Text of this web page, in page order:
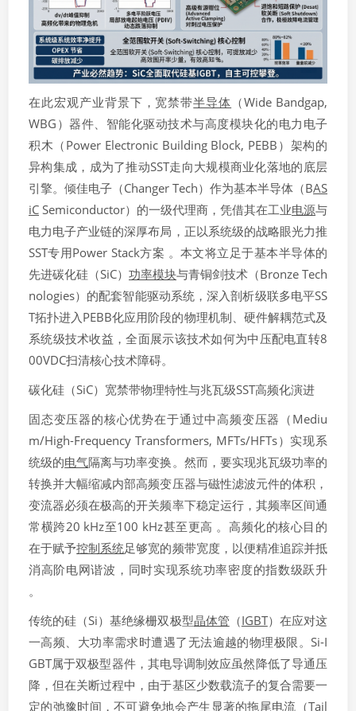
在此宏观产业背景下，宽禁带半导体 （Wide Bandgap,
WBG）器件、智能化驱动技术与高度模块化的电力电子
积木（Power Electronic Building Block, PEBB）架构的
异构集成，成为了推动SST走向大规模商业化落地的底层
引擎。倾佳电子（Changer Tech）作为基本半导体（BAS
iC Semiconductor）的一级代理商，凭借其在工业电源与
电力电子产业链的深厚布局，正以系统级的战略眼光力推
SST专用Power Stack方案 。本文将立足于基本半导体的
先进碳化硅（SiC） 功率模块与青铜剑技术（Bronze Tech
nologies）的配套智能驱动系统，深入剖析级联多电平SS
T拓扑进入PEBB化应用阶段的物理机制、硬件解耦范式及
系统级技术收益，全面展示该技术如何为中压配电直转8
00VDC扫清核心技术障碍。
碳化硅（SiC）宽禁带物理特性与兆瓦级SST高频化演进
固态变压器的核心优势在于通过中高频变压器（Mediu
m/High-Frequency Transformers, MFTs/HFTs）实现系
统级的电气隔离与功率变换。然而，要实现兆瓦级功率的
转换并大幅缩减内部高频变压器与磁性滤波元件的体积，
变流器必须在极高的开关频率下稳定运行，其频率区间通
常横跨20 kHz至100 kHz甚至更高 。高频化的核心目的
在于赋予控制系统足够宽的频带宽度，以便精准追踪并抵
消高阶电网谐波，同时实现系统功率密度的指数级跃升
。
传统的硅（Si）基绝缘栅双极型晶体管 （IGBT）在应对这
一高频、大功率需求时遭遇了无法逾越的物理极限。Si-I
GBT属于双极型器件，其电导调制效应虽然降低了导通压
降，但在关断过程中，由于基区少数载流子的复合需要一
定的弛豫时间，不可避免地会产生显著的拖尾电流 （Tail